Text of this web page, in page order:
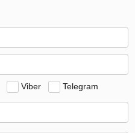
Viber Telegram